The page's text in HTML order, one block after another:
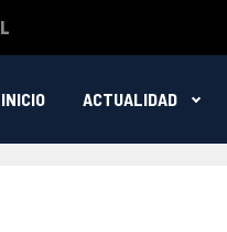
INICIO ACTUALIDAD